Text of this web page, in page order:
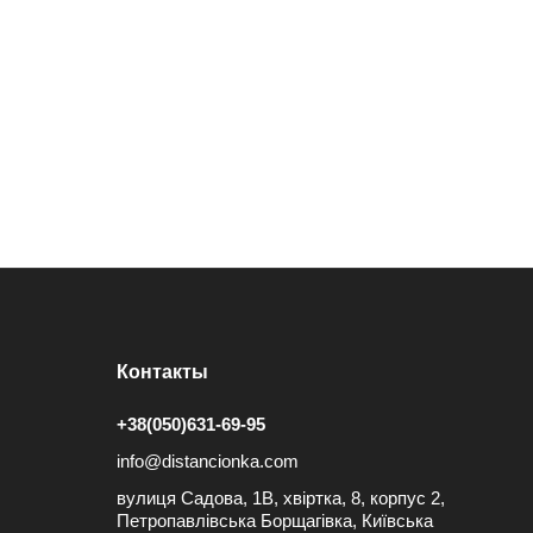
Контакты
+38(050)631-69-95
info@distancionka.com
вулиця Садова, 1В, хвіртка, 8, корпус 2,
Петропавлівська Борщагівка, Київська